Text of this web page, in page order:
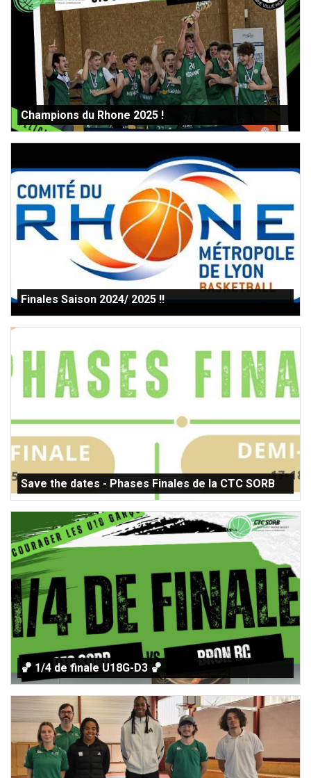
Champions du Rhone 2025 !
Finales Saison 2024/ 2025 !!
Save the dates - Phases Finales de la CTC SORB
🏀 1/4 de finale U18G-D3 🏀